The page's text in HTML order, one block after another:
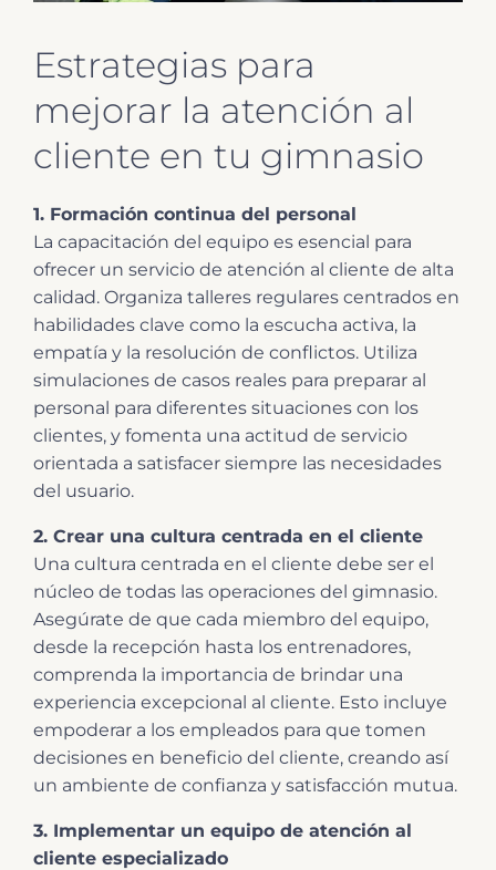
Estrategias para
mejorar la atención al
cliente en tu gimnasio
1. Formación continua del personal
La capacitación del equipo es esencial para
ofrecer un servicio de atención al cliente de alta
calidad. Organiza talleres regulares centrados en
habilidades clave como la escucha activa, la
empatía y la resolución de conflictos. Utiliza
simulaciones de casos reales para preparar al
personal para diferentes situaciones con los
clientes, y fomenta una actitud de servicio
orientada a satisfacer siempre las necesidades
del usuario.
2. Crear una cultura centrada en el cliente
Una cultura centrada en el cliente debe ser el
núcleo de todas las operaciones del gimnasio.
Asegúrate de que cada miembro del equipo,
desde la recepción hasta los entrenadores,
comprenda la importancia de brindar una
experiencia excepcional al cliente. Esto incluye
empoderar a los empleados para que tomen
decisiones en beneficio del cliente, creando así
un ambiente de confianza y satisfacción mutua.
3. Implementar un equipo de atención al
cliente especializado